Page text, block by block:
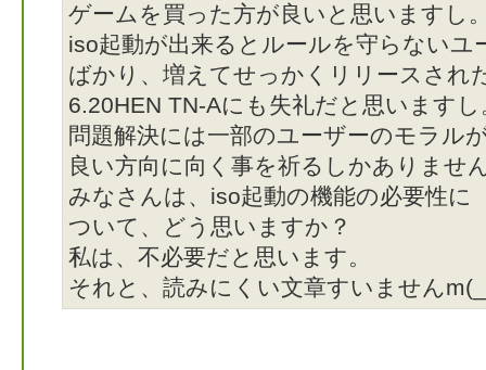
ゲームを買った方が良いと思いますし
iso起動が出来るとルールを守らないユ
ばかり、増えてせっかくリリースされ
6.20HEN TN-Aにも失礼だと思いますし
問題解決には一部のユーザーのモラル
良い方向に向く事を祈るしかありませ
みなさんは、iso起動の機能の必要性に
ついて、どう思いますか？
私は、不必要だと思います。
それと、読みにくい文章すいません